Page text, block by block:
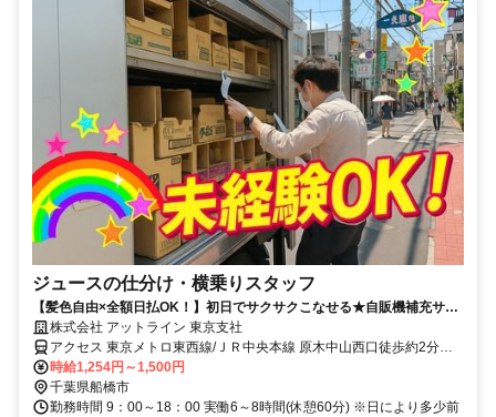
ジュースの仕分け・横乗りスタッフ
【髪色自由×全額日払OK！】初日でサクサクこなせる★自販機補充サポ
ート＜履歴書不要×WEB面談OK＞
株式会社 アットライン 東京支社
アクセス 東京メトロ東西線/ＪＲ中央本線 原木中山西口徒歩約2分、
ＪＲ総武本線 下総中山南口徒歩約19分、京成本線 京成中山徒歩約23
分
時給1,254円～1,500円
千葉県船橋市
勤務時間 9：00～18：00 実働6～8時間(休憩60分) ※日により多少前